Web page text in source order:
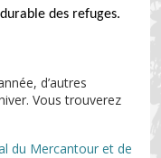
des refuges.
d’autres
Vous trouverez
du Mercantour et de